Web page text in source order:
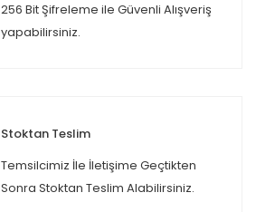
256 Bit Şifreleme ile Güvenli Alışveriş
yapabilirsiniz.
Stoktan Teslim
Temsilcimiz İle İletişime Geçtikten
Sonra Stoktan Teslim Alabilirsiniz.